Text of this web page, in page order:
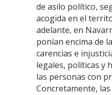
de asilo político,
acogida en el
adelante, en
ponían encima de
carencias e
legales, políticas y
las personas con
Concretamente,